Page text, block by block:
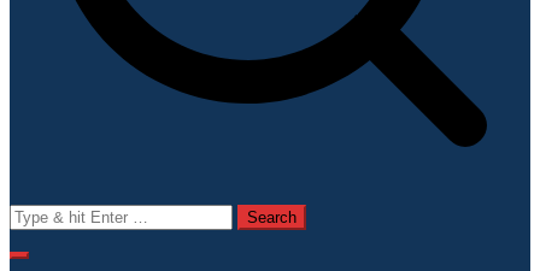
Search
for: